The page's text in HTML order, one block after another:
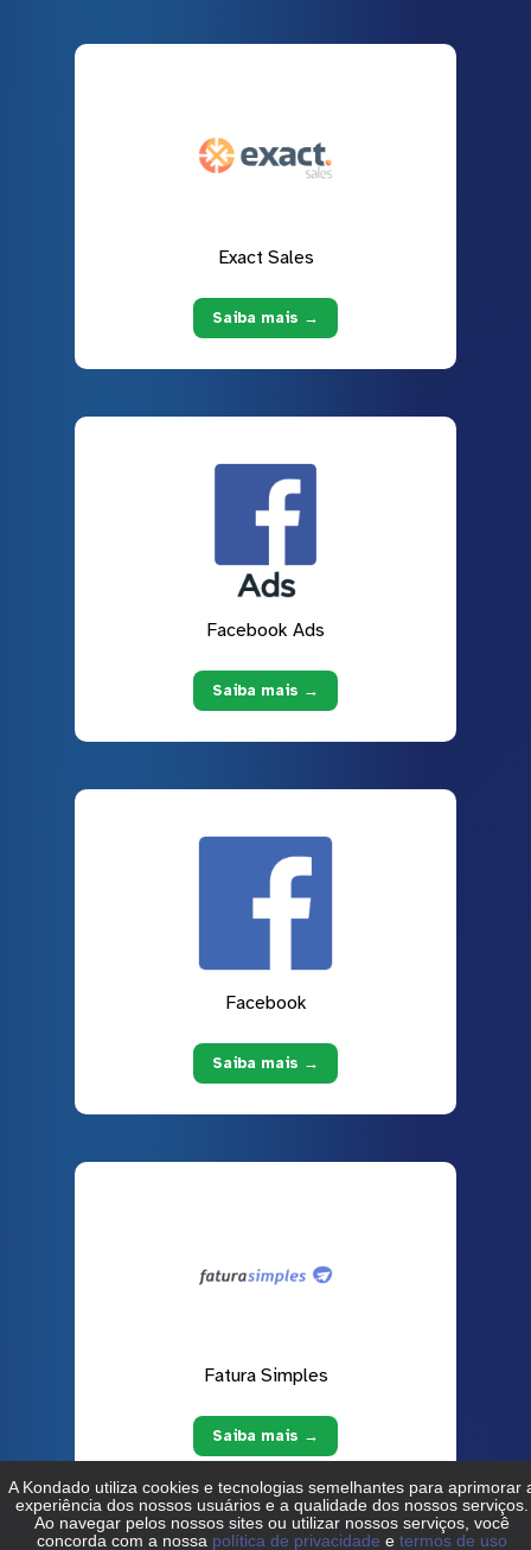
Exact Sales
Saiba mais →
Facebook Ads
Saiba mais →
Facebook
Saiba mais →
Fatura Simples
Saiba mais →